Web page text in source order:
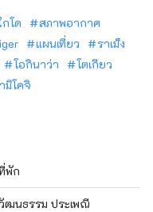
โด
สภาพอากาศ
แผนเที่ยว
ราเม็ง
โอกินาว่า
โตเกียว
มิโคจิ
พัก
ฒนธรรม ประเพณี